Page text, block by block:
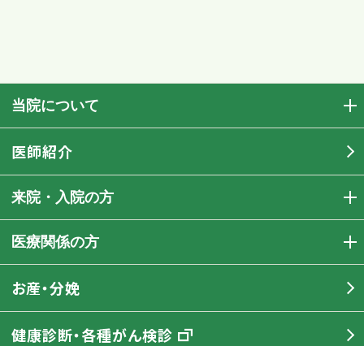
当院について
医師紹介
来院・入院の方
医療関係の方
お産・分娩
健康診断・各種がん検診